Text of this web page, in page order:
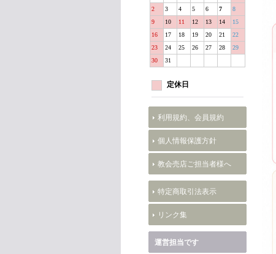
2
3 4 5 6 7
8
9
10 11 12 13 14
15
16
17 18 19 20 21
22
23
24 25 26 27 28
29
30
31
定休日
利用規約、会員規約
個人情報保護方針
教会売店ご担当者様へ
特定商取引法表示
リンク集
運営担当です